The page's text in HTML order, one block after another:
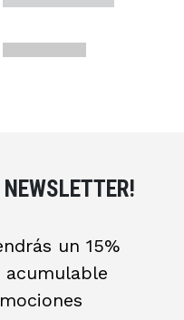
un 15%
acumulable